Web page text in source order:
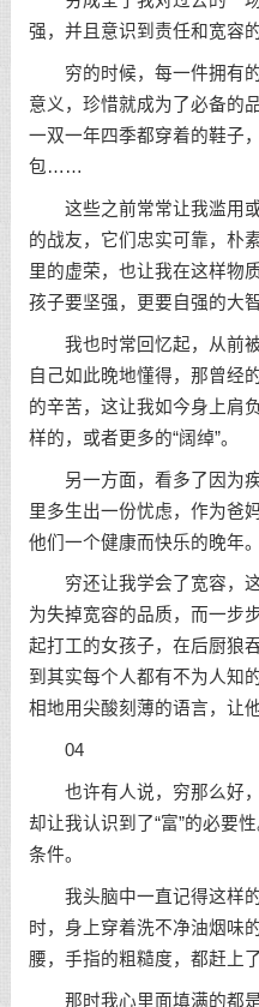
强，并且意识到责任和宽容
穷的时候，每一件拥有的
意义，珍惜就成为了必备的
一双一年四季都穿着的鞋子
包……
这些之前常常让我滥用或
的战友，它们忠实可靠，朴
里的虚荣，也让我在这样物
孩子要坚强，更要自强的大智
我也时常回忆起，从前被
自己如此晚地懂得，那曾经
的辛苦，这让我如今身上肩
样的，或者更多的“阔绰”。
另一方面，看多了因为疾
里多生出一份忧虑，作为爸
他们一个健康而快乐的晚年。
穷还让我学会了宽容，这
为失掉宽容的品质，而一步
起打工的女孩子，在后厨狼
到其实每个人都有不为人知
相地用尖酸刻薄的语言，让
04
也许有人说，穷那么好，
却让我认识到了“富”的必要
条件。
我头脑中一直记得这样的
时，身上穿着洗不净油烟味
腰，手指的粗糙度，都赶上
那时我心里面填满的都是